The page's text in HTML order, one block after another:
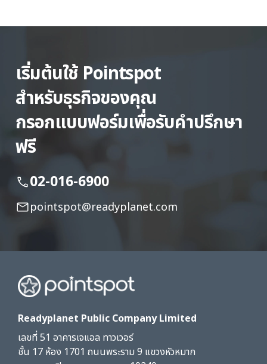
เริ่มต้นใช้ Pointspot
สำหรับธุรกิจของคุณ
กรอกแบบฟอร์มเพื่อรับคำปรึกษา
ฟรี
02-016-6900
pointspot@readyplanet.com
Readyplanet Public Company Limited
เลขที่ 51 อาคารเจแอล ทาวเวอร์
ชั้น 17 ห้อง 1701 ถนนพระราม 9 แขวงหัวหมาก